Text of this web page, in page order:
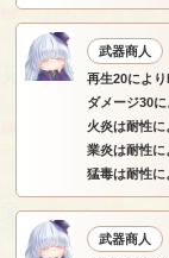
武器商人
再生20により
ダメージ30
火炎は耐性に
業炎は耐性に
猛毒は耐性に
武器商人